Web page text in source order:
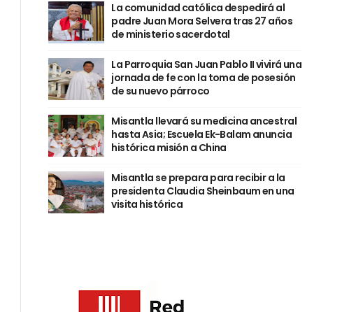
La comunidad católica despedirá al
padre Juan Mora Selvera tras 27 años
de ministerio sacerdotal
La Parroquia San Juan Pablo II vivirá una
jornada de fe con la toma de posesión
de su nuevo párroco
Misantla llevará su medicina ancestral
hasta Asia; Escuela Ek-Balam anuncia
histórica misión a China
Misantla se prepara para recibir a la
presidenta Claudia Sheinbaum en una
visita histórica